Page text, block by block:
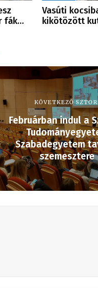
fák…
Vasúti
kikötözött
KÖVETKEZŐ
Februárban indul a
Szabadegyetem
szemesztere